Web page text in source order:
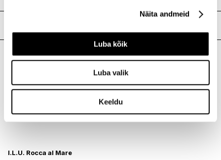
Näita andmeid
Luba kõik
Luba valik
Keeldu
Endla 45, Tallinn
Telefon 517 1040
I.L.U. Rocca al Mare